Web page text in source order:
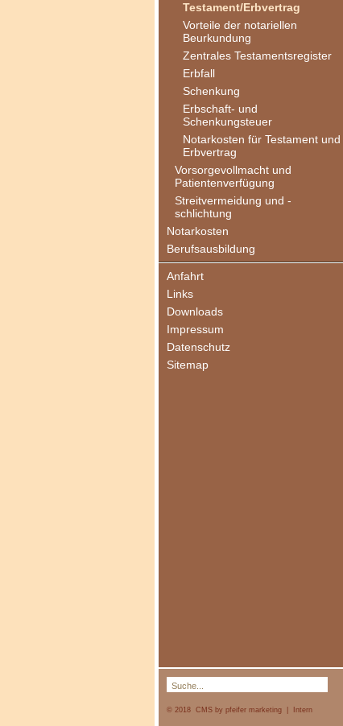
Testament/Erbvertrag
Vorteile der notariellen
Beurkundung
Zentrales Testamentsregister
Erbfall
Schenkung
Erbschaft- und
Schenkungsteuer
Notarkosten für Testament und
Erbvertrag
Vorsorgevollmacht und
Patientenverfügung
Streitvermeidung und -
schlichtung
Notarkosten
Berufsausbildung
Anfahrt
Links
Downloads
Impressum
Datenschutz
Sitemap
© 2018 CMS by pfeifer marketing Intern